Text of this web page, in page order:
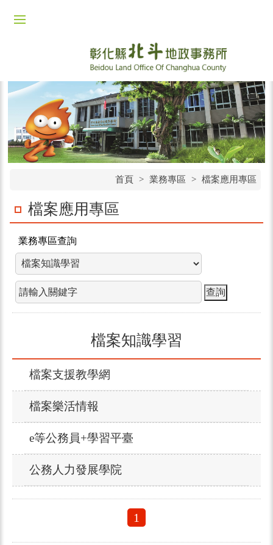
首頁 > 業務專區 > 檔案應用專區
檔案應用專區
業務專區查詢
檔案知識學習
檔案支援教學網
檔案樂活情報
e等公務員+學習平臺
公務人力發展學院
1